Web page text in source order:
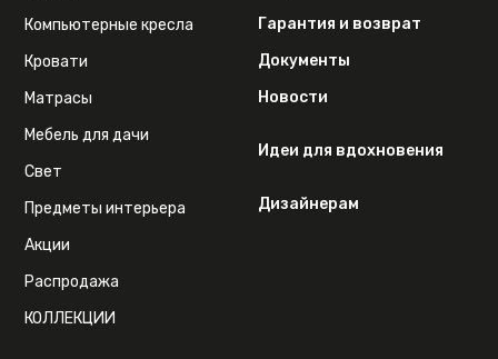
Компьютерные кресла
Кровати
Матрасы
Мебель для дачи
Свет
Предметы интерьера
Акции
Распродажа
КОЛЛЕКЦИИ
Гарантия и возврат
Документы
Новости
Идеи для вдохновения
Дизайнерам